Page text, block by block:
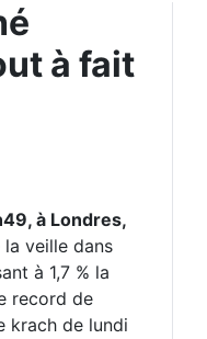
à fait
à Londres,
veille dans
à 1,7 % la
record de
krach de lundi